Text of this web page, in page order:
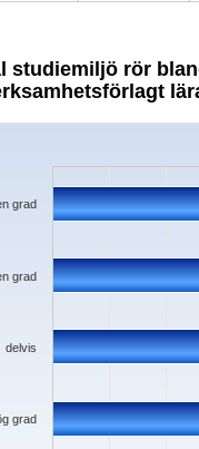
studiemiljö rör
X axis displaying categories.
Y axis displaying values. Data
grad
delvis
grad
grad